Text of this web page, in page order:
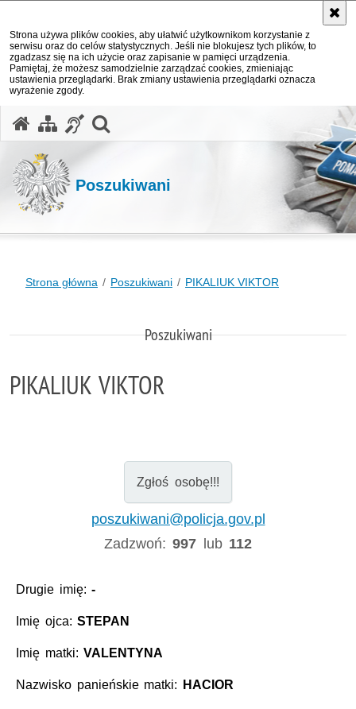
Strona używa plików cookies, aby ułatwić użytkownikom korzystanie z
serwisu oraz do celów statystycznych. Jeśli nie blokujesz tych plików, to
zgadzasz się na ich użycie oraz zapisanie w pamięci urządzenia.
Pamiętaj, że możesz samodzielnie zarządzać cookies, zmieniając
ustawienia przeglądarki. Brak zmiany ustawienia przeglądarki oznacza
wyrażenie zgody.
Poszukiwani
Strona główna Poszukiwani PIKALIUK VIKTOR
Poszukiwani
PIKALIUK VIKTOR
Zgłoś osobę!!!
poszukiwani@policja.gov.pl
Zadzwoń:997 lub 112
Drugie imię:-
Imię ojca:STEPAN
Imię matki:VALENTYNA
Nazwisko panieńskie matki: HACIOR